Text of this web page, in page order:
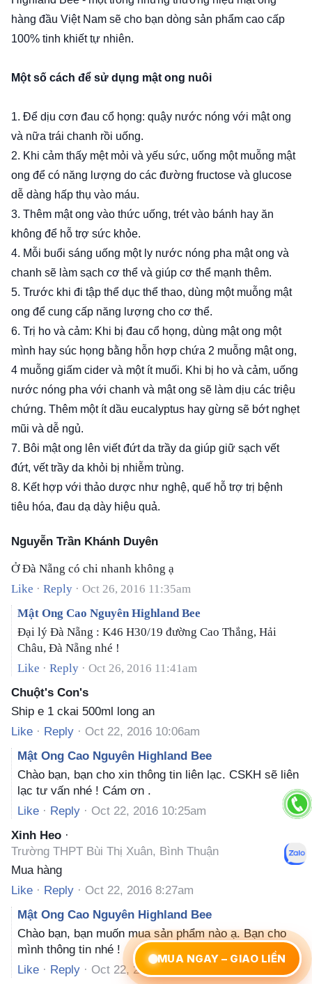
hàng đầu Việt Nam sẽ cho bạn dòng sản phẩm cao cấp
100% tinh khiết tự nhiên.
Một số cách để sử dụng mật ong nuôi
1. Ðể dịu cơn đau cổ họng: quậy nước nóng với mật o­ng
và nữa trái chanh rồi uống.
2. Khi cảm thấy mệt mỏi và yếu sức, uống một muỗng mật
o­ng để có năng lượng do các đường fructose và glucose
dễ dàng hấp thụ vào máu.
3. Thêm mật ong vào thức uống, trét vào bánh hay ăn
không để hỗ trợ sức khỏe.
4. Mỗi buổi sáng uống một ly nước nóng pha mật o­ng và
chanh sẽ làm sạch cơ thể và giúp cơ thể mạnh thêm.
5. Trước khi đi tập thể dục thể thao, dùng một muỗng mật
o­ng để cung cấp năng lượng cho cơ thể.
6. Trị ho và cảm: Khi bị đau cổ họng, dùng mật o­ng một
mình hay súc họng bằng hỗn hợp chứa 2 muỗng mật o­ng,
4 muỗng giấm cider và một ít muối. Khi bị ho và cảm, uống
nước nóng pha với chanh và mật o­ng sẽ làm dịu các triệu
chứng. Thêm một ít dầu eucalyptus hay gừng sẽ bớt nghẹt
mũi và dễ ngủ.
7. Bôi mật ong lên viết đứt da trầy da giúp giữ sạch vết
đứt, vết trầy da khỏi bị nhiễm trùng.
8. Kết hợp với thảo dược như nghệ, quế hỗ trợ trị bệnh
tiêu hóa, đau dạ dày hiệu quả.
Nguyễn Trần Khánh Duyên
Ở Đà Nẵng có chi nhanh không ạ
Like · Reply · Oct 26, 2016 11:35am
Mật Ong Cao Nguyên Highland Bee
Đại lý Đà Nẵng : K46 H30/19 đường Cao Thắng, Hải
Châu, Đà Nẵng nhé !
Like · Reply · Oct 26, 2016 11:41am
Chuột's Con's
Ship e 1 ckai 500ml long an
Like · Reply · Oct 22, 2016 10:06am
Mật Ong Cao Nguyên Highland Bee
Chào bạn, bạn cho xin thông tin liên lạc. CSKH sẽ liên
lạc tư vấn nhé ! Cám ơn .
Like · Reply · Oct 22, 2016 10:25am
Xinh Heo ·
Trường THPT Bùi Thị Xuân, Bình Thuận
Mua hàng
Like · Reply · Oct 22, 2016 8:27am
Mật Ong Cao Nguyên Highland Bee
Chào bạn, bạn muốn mua sản phẩm nào ạ. Bạn cho
mình thông tin nhé !
Like · Reply · Oct 22, 2016 8:39am
MUA NGAY – GIAO LIỀN